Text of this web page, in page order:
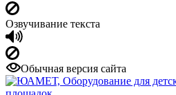
Озвучивание текста
Обычная версия сайта